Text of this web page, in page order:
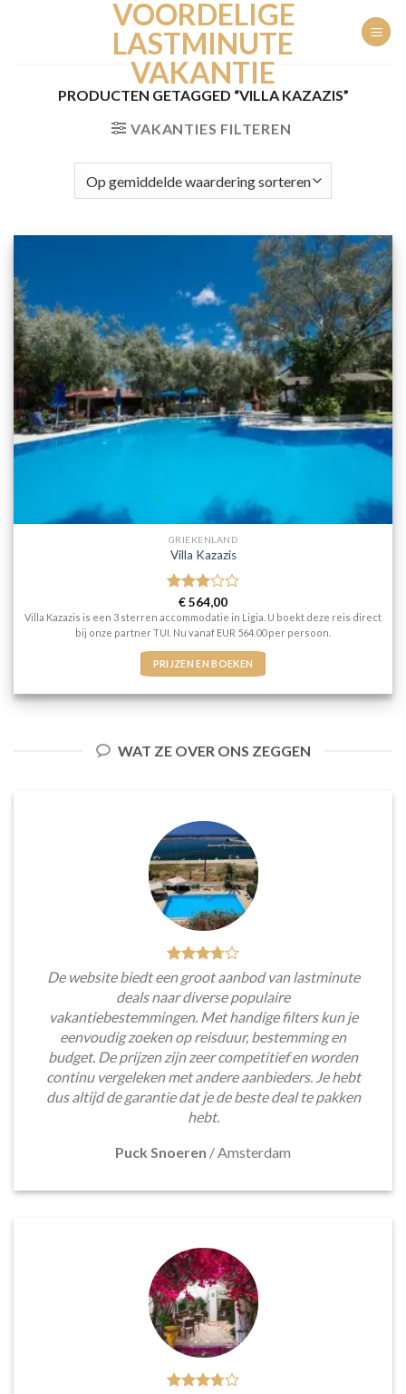
VOORDELIGE
LASTMINUTE
VAKANTIE
PRODUCTEN GETAGGED “VILLA KAZAZIS”
VAKANTIES FILTEREN
GRIEKENLAND
Villa Kazazis
Gewaardeerd
3uit 5
€564,00
Villa Kazazis is een 3 sterren accommodatie in Ligia. U boekt deze reis direct
bij onze partner TUI. Nu vanaf EUR 564.00 per persoon.
PRIJZEN EN BOEKEN
WAT ZE OVER ONS ZEGGEN
De website biedt een groot aanbod van lastminute
deals naar diverse populaire
vakantiebestemmingen. Met handige filters kun je
eenvoudig zoeken op reisduur, bestemming en
budget. De prijzen zijn zeer competitief en worden
continu vergeleken met andere aanbieders. Je hebt
dus altijd de garantie dat je de beste deal te pakken
hebt.
Puck Snoeren /Amsterdam